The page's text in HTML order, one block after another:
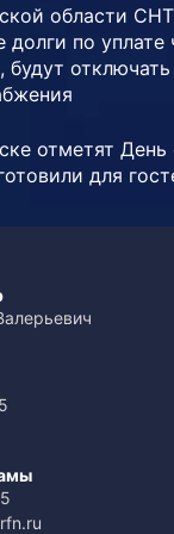
области
долги по уплате
будут отключать
отметят День
для